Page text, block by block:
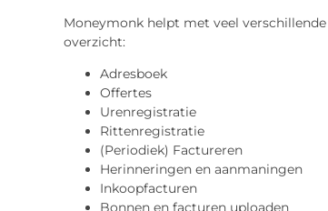
Moneymonk helpt met veel
overzicht:
Adresboek
Offertes
Urenregistratie
Rittenregistratie
(Periodiek) Factureren
Herinneringen en aanmaningen
Inkoopfacturen
Bonnen en facturen uploaden